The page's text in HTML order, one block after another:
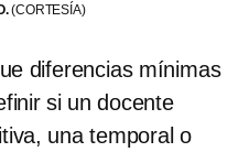
(CORTESÍA)
diferencias mínimas
si un docente
una temporal o